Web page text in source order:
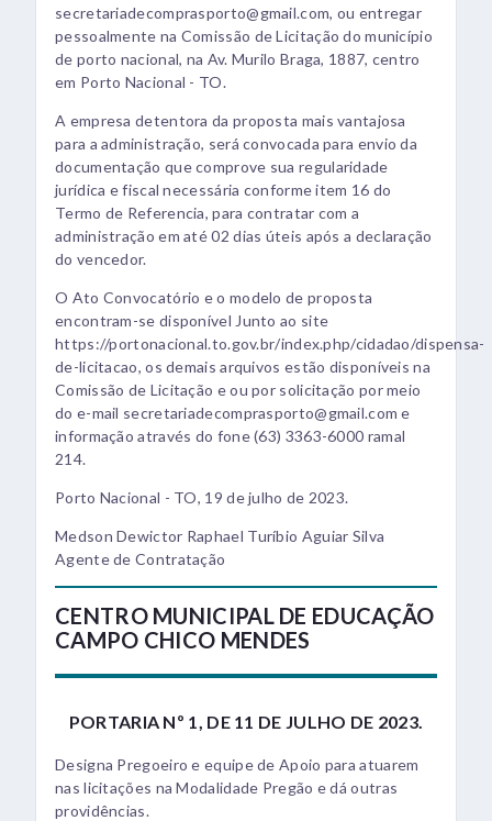
secretariadecomprasporto@gmail.com, ou entregar
pessoalmente na Comissão de Licitação do município
de porto nacional, na Av. Murilo Braga, 1887, centro
em Porto Nacional - TO.
A empresa detentora da proposta mais vantajosa
para a administração, será convocada para envio da
documentação que comprove sua regularidade
jurídica e fiscal necessária conforme item 16 do
Termo de Referencia, para contratar com a
administração em até 02 dias úteis após a declaração
do vencedor.
O Ato Convocatório e o modelo de proposta
encontram-se disponível Junto ao site
https://portonacional.to.gov.br/index.php/cidadao/dispensa-
de-licitacao, os demais arquivos estão disponíveis na
Comissão de Licitação e ou por solicitação por meio
do e-mail secretariadecomprasporto@gmail.com e
informação através do fone (63) 3363-6000 ramal
214.
Porto Nacional - TO, 19 de julho de 2023.
Medson Dewictor Raphael Turíbio Aguiar Silva
Agente de Contratação
CENTRO MUNICIPAL DE EDUCAÇÃO
CAMPO CHICO MENDES
PORTARIA Nº 1, DE 11 DE JULHO DE 2023.
Designa Pregoeiro e equipe de Apoio para atuarem
nas licitações na Modalidade Pregão e dá outras
providências.